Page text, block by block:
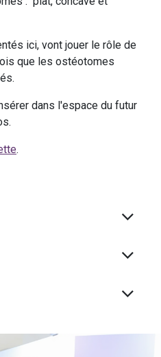
ici, vont jouer le rôle de
que les ostéotomes
dans l'espace du futur
.